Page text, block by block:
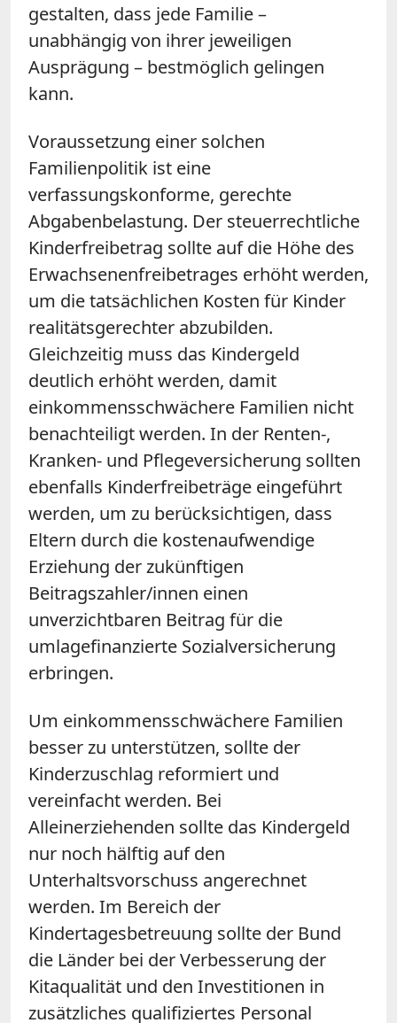
gestalten, dass jede Familie –
unabhängig von ihrer jeweiligen
Ausprägung – bestmöglich gelingen
kann.
Voraussetzung einer solchen
Familienpolitik ist eine
verfassungskonforme, gerechte
Abgabenbelastung. Der steuerrechtliche
Kinderfreibetrag sollte auf die Höhe des
Erwachsenenfreibetrages erhöht werden,
um die tatsächlichen Kosten für Kinder
realitätsgerechter abzubilden.
Gleichzeitig muss das Kindergeld
deutlich erhöht werden, damit
einkommensschwächere Familien nicht
benachteiligt werden. In der Renten-,
Kranken- und Pflegeversicherung sollten
ebenfalls Kinderfreibeträge eingeführt
werden, um zu berücksichtigen, dass
Eltern durch die kostenaufwendige
Erziehung der zukünftigen
Beitragszahler/innen einen
unverzichtbaren Beitrag für die
umlagefinanzierte Sozialversicherung
erbringen.
Um einkommensschwächere Familien
besser zu unterstützen, sollte der
Kinderzuschlag reformiert und
vereinfacht werden. Bei
Alleinerziehenden sollte das Kindergeld
nur noch hälftig auf den
Unterhaltsvorschuss angerechnet
werden. Im Bereich der
Kindertagesbetreuung sollte der Bund
die Länder bei der Verbesserung der
Kitaqualität und den Investitionen in
zusätzliches qualifiziertes Personal